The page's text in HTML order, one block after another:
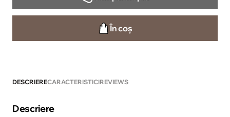
În coș
DESCRIERECARACTERISTICIREVIEWS
Descriere